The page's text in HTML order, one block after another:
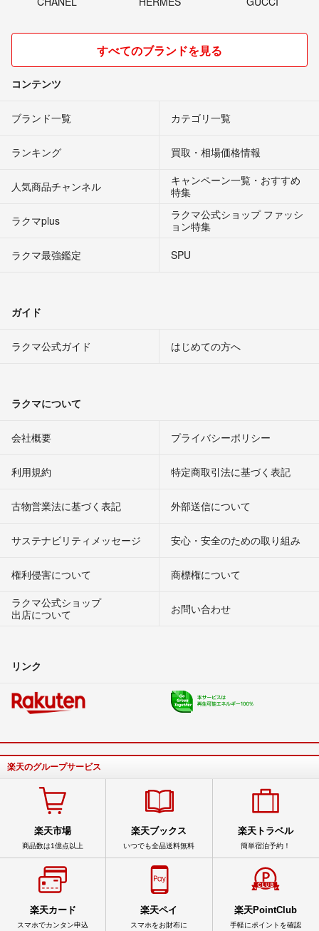
すべてのブランドを見る
コンテンツ
ブランド一覧 カテゴリ一覧
ランキング 買取・相場価格情報
人気商品チャンネル
キャンペーン一覧・おすすめ
特集
ラクマplus
ラクマ公式ショップ ファッシ
ョン特集
ラクマ最強鑑定
SPU
ガイド
ラクマ公式ガイド はじめての方へ
ラクマについて
会社概要 プライバシーポリシー
利用規約 特定商取引法に基づく表記
古物営業法に基づく表記 外部送信について
サステナビリティメッセージ 安心・安全のための取り組み
権利侵害について
商標権について
ラクマ公式ショップ
出店について
お問い合わせ
リンク
楽天のグループサービス
楽天市場
商品数は1億点以上
楽天ブックス
いつでも全品送料無料
楽天トラベル
簡単宿泊予約！
楽天カード
スマホでカンタン申込
楽天ペイ
スマホをお財布に
楽天PointClub
手軽にポイントを確認